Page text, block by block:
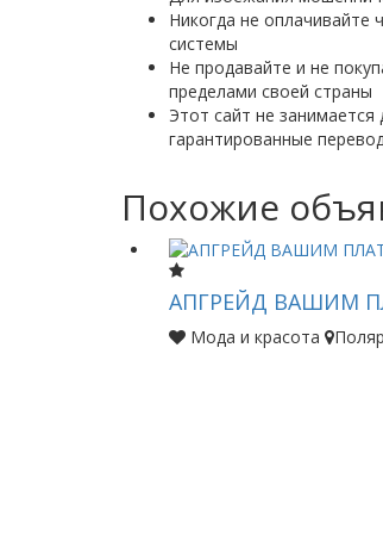
Никогда не оплачивайте
системы
Не продавайте и не
пределами своей страны
Этот сайт не
гарантированные
Похожие
АПГРЕЙД ВАШИМ
Мода и красота